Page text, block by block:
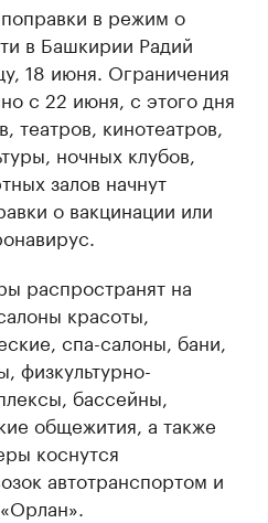
в режим о
в Башкирии Радий
18 июня. Ограничения
с 22 июня, с этого дня
театров, кинотеатров,
ночных клубов,
залов начнут
о вакцинации или
распространят на
красоты,
спа-салоны, бани,
физкультурно-
бассейны,
общежития, а также
коснутся
автотранспортом и